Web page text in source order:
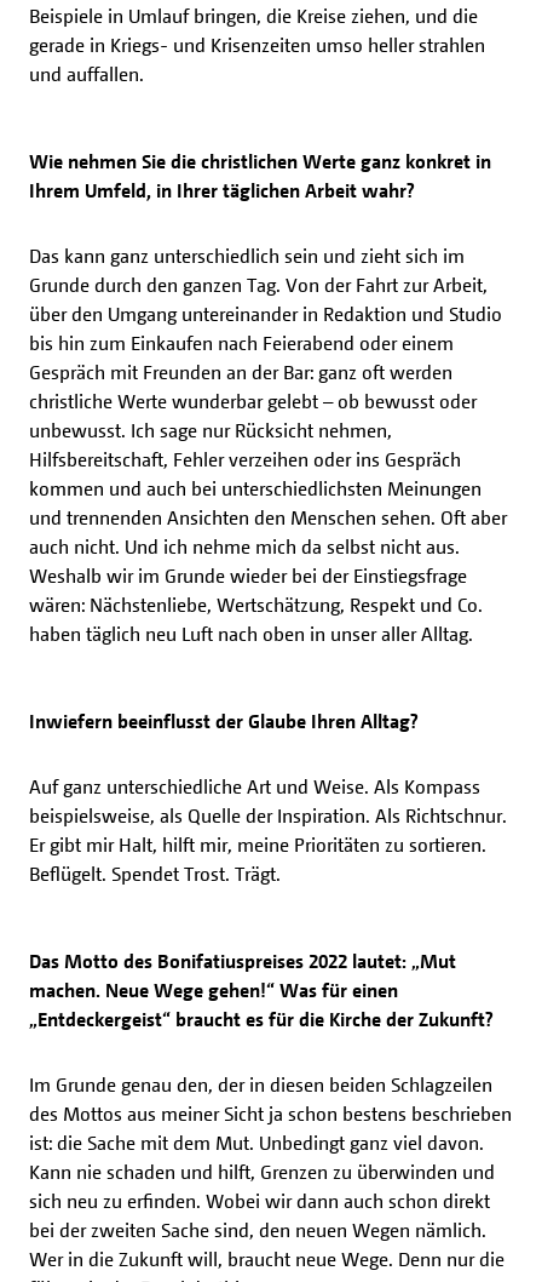
Beispiele in Umlauf bringen, die Kreise ziehen, und die
gerade in Kriegs- und Krisenzeiten umso heller strahlen
und auffallen.
Wie nehmen Sie die christlichen Werte ganz konkret in
Ihrem Umfeld, in Ihrer täglichen Arbeit wahr?
Das kann ganz unterschiedlich sein und zieht sich im
Grunde durch den ganzen Tag. Von der Fahrt zur Arbeit,
über den Umgang untereinander in Redaktion und Studio
bis hin zum Einkaufen nach Feierabend oder einem
Gespräch mit Freunden an der Bar: ganz oft werden
christliche Werte wunderbar gelebt – ob bewusst oder
unbewusst. Ich sage nur Rücksicht nehmen,
Hilfsbereitschaft, Fehler verzeihen oder ins Gespräch
kommen und auch bei unterschiedlichsten Meinungen
und trennenden Ansichten den Menschen sehen. Oft aber
auch nicht. Und ich nehme mich da selbst nicht aus.
Weshalb wir im Grunde wieder bei der Einstiegsfrage
wären: Nächstenliebe, Wertschätzung, Respekt und Co.
haben täglich neu Luft nach oben in unser aller Alltag.
Inwiefern beeinflusst der Glaube Ihren Alltag?
Auf ganz unterschiedliche Art und Weise. Als Kompass
beispielsweise, als Quelle der Inspiration. Als Richtschnur.
Er gibt mir Halt, hilft mir, meine Prioritäten zu sortieren.
Beflügelt. Spendet Trost. Trägt.
Das Motto des Bonifatiuspreises 2022 lautet: „Mut
machen. Neue Wege gehen!“ Was für einen
„Entdeckergeist“ braucht es für die Kirche der Zukunft?
Im Grunde genau den, der in diesen beiden Schlagzeilen
des Mottos aus meiner Sicht ja schon bestens beschrieben
ist: die Sache mit dem Mut. Unbedingt ganz viel davon.
Kann nie schaden und hilft, Grenzen zu überwinden und
sich neu zu erfinden. Wobei wir dann auch schon direkt
bei der zweiten Sache sind, den neuen Wegen nämlich.
Wer in die Zukunft will, braucht neue Wege. Denn nur die